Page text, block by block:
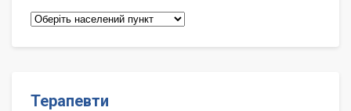
Сімейні
Терапевти